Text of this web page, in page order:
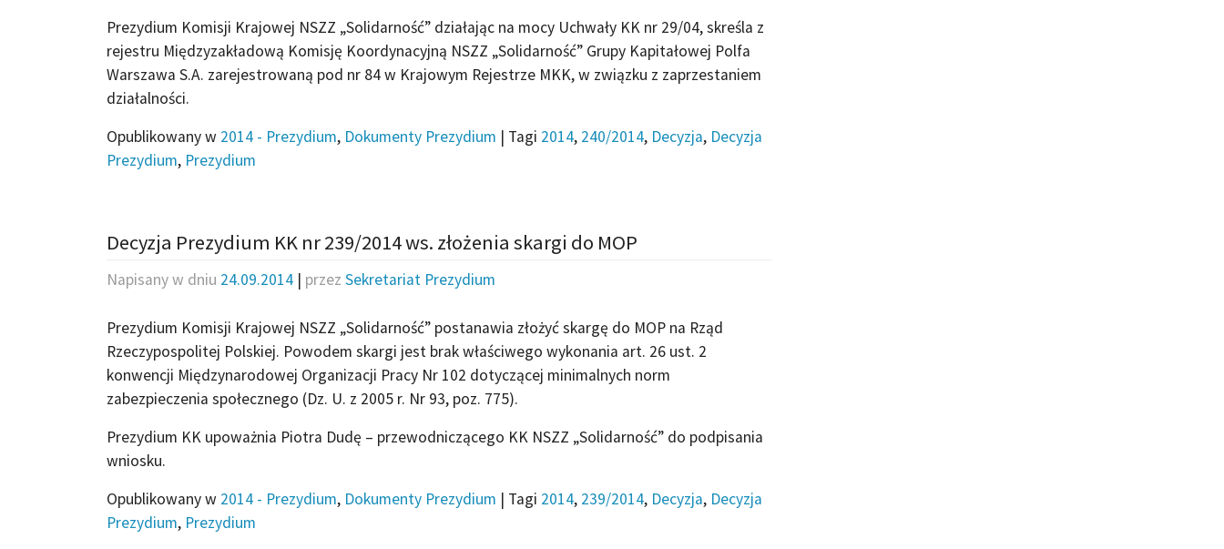
Prezydium Komisji Krajowej NSZZ „Solidarność” działając na mocy Uchwały KK nr 29/04, skreśla z
rejestru Międzyzakładową Komisję Koordynacyjną NSZZ „Solidarność” Grupy Kapitałowej Polfa
Warszawa S.A. zarejestrowaną pod nr 84 w Krajowym Rejestrze MKK, w związku z zaprzestaniem
działalności.
Opublikowany w 2014 - Prezydium, Dokumenty Prezydium | Tagi 2014, 240/2014, Decyzja, Decyzja
Prezydium, Prezydium
Decyzja Prezydium KK nr 239/2014 ws. złożenia skargi do MOP
Napisany w dniu 24.09.2014 | przez Sekretariat Prezydium
Prezydium Komisji Krajowej NSZZ „Solidarność” postanawia złożyć skargę do MOP na Rząd
Rzeczypospolitej Polskiej. Powodem skargi jest brak właściwego wykonania art. 26 ust. 2
konwencji Międzynarodowej Organizacji Pracy Nr 102 dotyczącej minimalnych norm
zabezpieczenia społecznego (Dz. U. z 2005 r. Nr 93, poz. 775).
Prezydium KK upoważnia Piotra Dudę – przewodniczącego KK NSZZ „Solidarność” do podpisania
wniosku.
Opublikowany w 2014 - Prezydium, Dokumenty Prezydium | Tagi 2014, 239/2014, Decyzja, Decyzja
Prezydium, Prezydium